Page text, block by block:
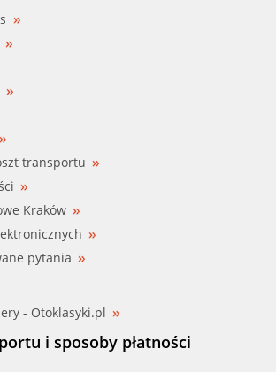
transportu
Kraków
pytania
- Otoklasyki.pl
i sposoby płatności